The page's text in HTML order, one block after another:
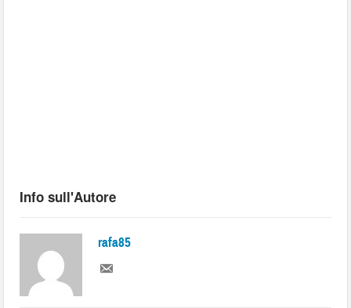
Info sull'Autore
rafa85